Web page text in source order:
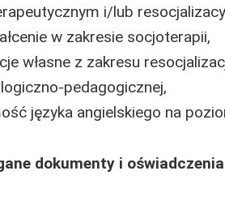
i/lub
w zakresie socjoterapii,
własne z zakresu
pedagogicznej,
języka angielskiego na
dokumenty i